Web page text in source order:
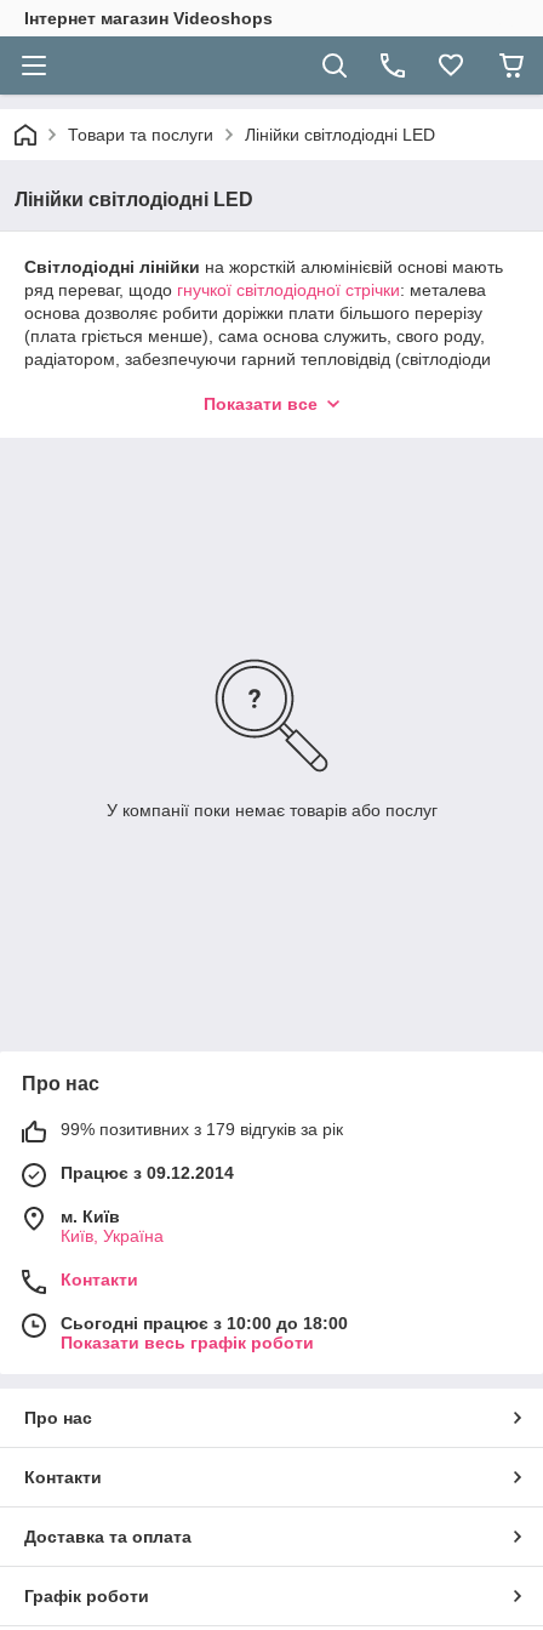
Інтернет магазин Videoshops
Товари та послуги Лінійки світлодіодні LED
Лінійки світлодіодні LED
Світлодіодні лінійки на жорсткій алюмінієвій основі мають
ряд переваг, щодо гнучкої світлодіодної стрічки: металева
основа дозволяє робити доріжки плати більшого перерізу
(плата гріється менше), сама основа служить, свого роду,
радіатором, забезпечуючи гарний тепловідвід (світлодіоди
яскраві світлодіоди нового покоління, крім того, збільшувати
Показати все
У компанії поки немає товарів або послуг
Про нас
99% позитивних з 179 відгуків за рік
Працює з 09.12.2014
м. Київ
Київ, Україна
Контакти
Сьогодні працює з 10:00 до 18:00
Показати весь графік роботи
Про нас
Контакти
Доставка та оплата
Графік роботи